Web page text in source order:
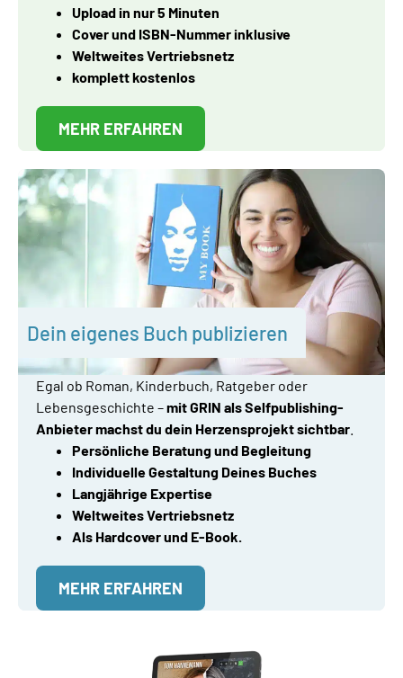
Upload in nur 5 Minuten
Cover und ISBN-Nummer inklusive
Weltweites Vertriebsnetz
komplett kostenlos
MEHR ERFAHREN
Dein eigenes Buch publizieren
Egal ob Roman, Kinderbuch, Ratgeber oder
Lebensgeschichte –mit GRIN als Selfpublishing-
Anbieter machst du dein Herzensprojekt sichtbar
Persönliche Beratung und Begleitung
Individuelle Gestaltung Deines Buches
Langjährige Expertise
Weltweites Vertriebsnetz
Als Hardcover und E-Book.
MEHR ERFAHREN